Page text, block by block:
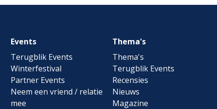
Footer
navigation
Events
Terugblik Events
Winterfestival
Partner Events
Neem een vriend / relatie
mee
Thema's
Thema's
Terugblik Events
Recensies
Nieuws
Magazine